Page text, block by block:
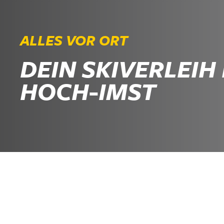
ALLES VOR ORT
DEIN
HOCH-IMST